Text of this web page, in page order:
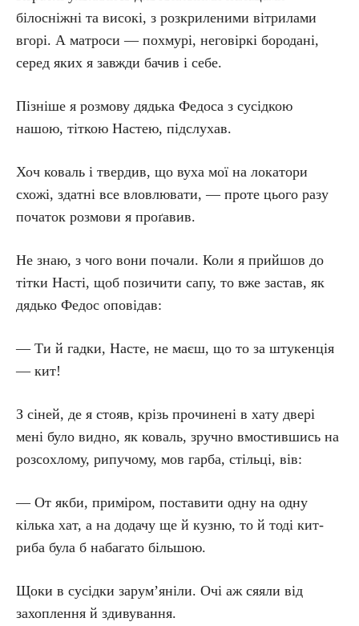
білосніжні та високі, з розкриленими вітрилами
вгорі. А матроси — похмурі, неговіркі бородані,
серед яких я завжди бачив і себе.
Пізніше я розмову дядька Федоса з сусідкою
нашою, тіткою Настею, підслухав.
Хоч коваль і твердив, що вуха мої на локатори
схожі, здатні все вловлювати, — проте цього разу
початок розмови я проґавив.
Не знаю, з чого вони почали. Коли я прийшов до
тітки Насті, щоб позичити сапу, то вже застав, як
дядько Федос оповідав:
— Ти й гадки, Насте, не маєш, що то за штукенція
— кит!
З сіней, де я стояв, крізь прочинені в хату двері
мені було видно, як коваль, зручно вмостившись на
розсохлому, рипучому, мов гарба, стільці, вів:
— От якби, приміром, поставити одну на одну
кілька хат, а на додачу ще й кузню, то й тоді кит-
риба була б набагато більшою.
Щоки в сусідки зарум’яніли. Очі аж сяяли від
захоплення й здивування.